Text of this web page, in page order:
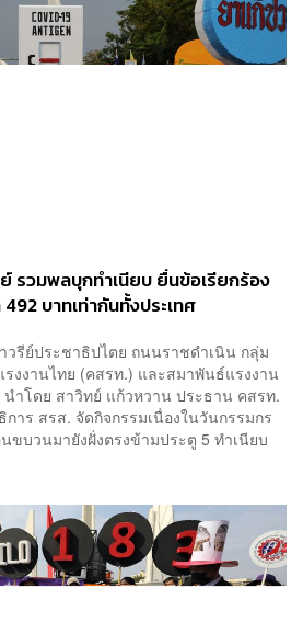
รวมพลบุกทำเนียบ ยื่นข้อเรียกร้อง
บาทเท่ากันทั้งประเทศ
รีย์ประชาธิปไตย ถนนราชดำเนิน กลุ่ม
งงานไทย (คสรท.) และสมาพันธ์แรงงาน
ำโดย สาวิทย์ แก้วหวาน ประธาน คสรท.
าร สรส. จัดกิจกรรมเนื่องในวันกรรมกร
บวนมายังฝั่งตรงข้ามประตู 5 ทำเนียบ